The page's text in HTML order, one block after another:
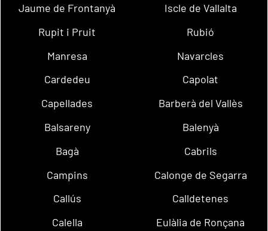
Jaume de Frontanyà
Iscle de Vallalta
Rupit i Pruit
Rubió
Manresa
Navarcles
Cardedeu
Capolat
Capellades
Barberà del Vallès
Balsareny
Balenyà
Bagà
Cabrils
Campins
Calonge de Segarra
Callús
Calldetenes
Calella
Eulàlia de Ronçana